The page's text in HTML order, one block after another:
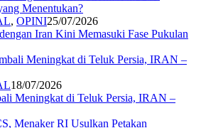
, OPINI25/07/2026
Iran Kini Memasuki Fase Pukulan
18/07/2026
Meningkat di Teluk Persia, IRAN –